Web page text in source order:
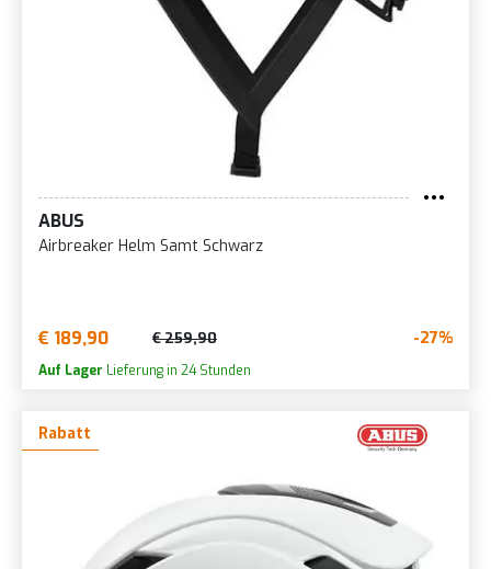
ABUS
Airbreaker Helm Samt Schwarz
€ 189,90 € 259,90 -27%
Auf Lager Lieferung in 24 Stunden
Rabatt